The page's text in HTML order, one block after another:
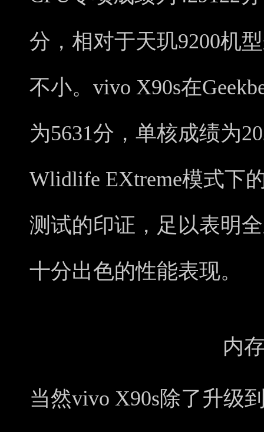
分，相对于天玑9200机
不小。vivo X90s在
为5631分，单核成绩为
Wlidlife EXtreme模式下
测试的印证，足以表明
十分出色的性能表现。
内
当然vivo X90s除了升级